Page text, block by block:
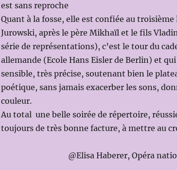
est sans reproche
Quant à la fosse, elle est confiée au
Jurowski, après le père Mikhaïl et le fils
série de représentations), c’est le tour du
allemande (Ecole Hans Eisler de Berlin) et
sensible, très précise, soutenant bien le
poétique, sans jamais exacerber les sons,
couleur.
Au total une belle soirée de répertoire,
toujours de très bonne facture, à mettre au
@Elisa Haberer, Opéra